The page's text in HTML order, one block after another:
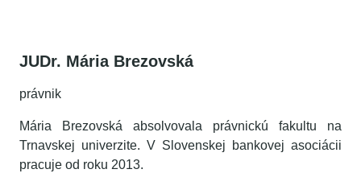
JUDr. Mária Brezovská
právnik
Mária Brezovská absolvovala právnickú fakultu na
Trnavskej univerzite. V Slovenskej bankovej asociácii
pracuje od roku 2013.